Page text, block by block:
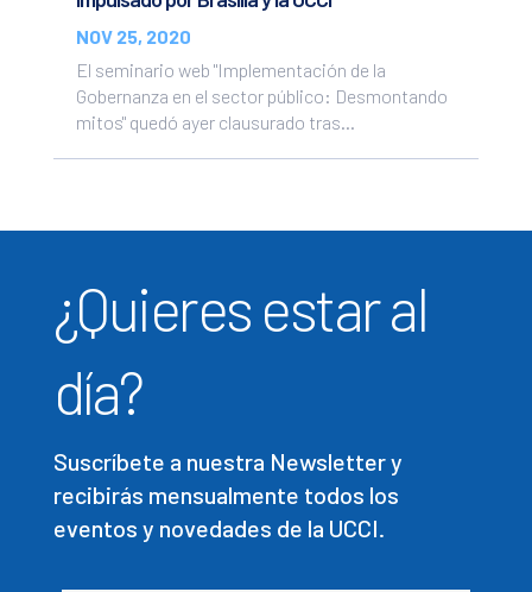
NOV 25, 2020
El seminario web "Implementación de la
Gobernanza en el sector público: Desmontando
mitos" quedó ayer clausurado tras...
¿Quieres estar al
día?
Suscríbete a nuestra Newsletter y
recibirás mensualmente todos los
eventos y novedades de la UCCI.